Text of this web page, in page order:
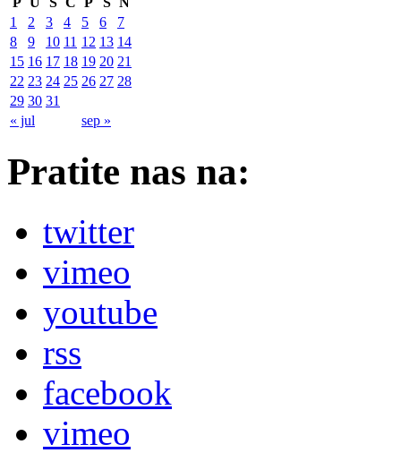
« jul sep »
1 2 3 4 5 6
7
8
9 10 11 12 13 14
15 16 17 18 19 20 21
22 23 24 25 26 27 28
29 30 31
Pratite nas na:
twitter
vimeo
youtube
rss
facebook
vimeo